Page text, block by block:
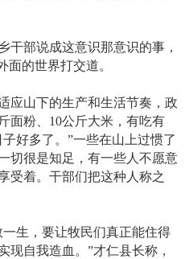
部说成这意识那意识的事，
面的世界打交道。
应山下的生产和生活节奏，政
面粉、10公斤大米，有吃有
好多了。”一些在山上过惯了
切很是知足，有一些人不愿意
受着。干部们把这种人称之
生，要让牧民们真正能住得
现自我造血。”才仁县长称，